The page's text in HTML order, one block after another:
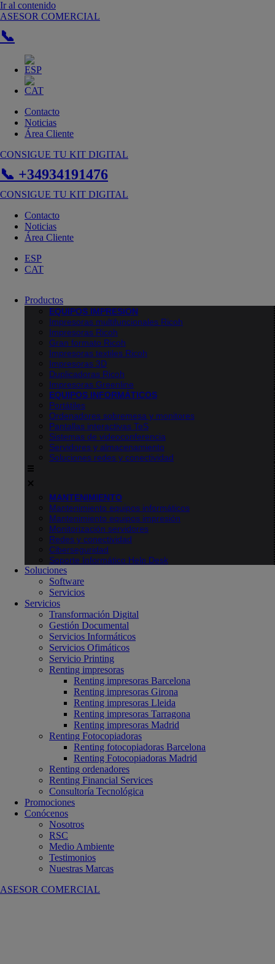
Ir al contenido
ASESOR COMERCIAL
📞
Contacto
Noticias
Área Cliente
CONSIGUE TU KIT DIGITAL
📞 +34934191476
CONSIGUE TU KIT DIGITAL
Contacto
Noticias
Área Cliente
ESP
CAT
Productos
EQUIPOS IMPRESION
Impresoras multifuncionales Ricoh
Impresoras Ricoh
Gran formato Ricoh
Impresoras textiles Ricoh
Impresoras 3D
Duplicadoras Ricoh
Impresoras Greenline
EQUIPOS INFORMÁTICOS
Portátiles
Ordenadores sobremesa y monitores
Pantallas interactivas TeS
Sistemas de videoconferencia
Servidores y almacenamiento
Soluciones redes y conectividad
MANTENIMIENTO
Mantenimiento equipos informáticos
Mantenimiento equipos impresión
Monitorización servidores
Redes y conectividad
Ciberseguridad
Soporte Informático Help Desk
Soluciones
Software
Servicios
Servicios
Transformación Digital
Gestión Documental
Servicios Informáticos
Servicios Ofimáticos
Servicio Printing
Renting impresoras
Renting impresoras Barcelona
Renting impresoras Girona
Renting impresoras Lleida
Renting impresoras Tarragona
Renting impresoras Madrid
Renting Fotocopiadoras
Renting fotocopiadoras Barcelona
Renting Fotocopiadoras Madrid
Renting ordenadores
Renting Financial Services
Consultoría Tecnológica
Promociones
Conócenos
Nosotros
RSC
Medio Ambiente
Testimonios
Nuestras Marcas
ASESOR COMERCIAL